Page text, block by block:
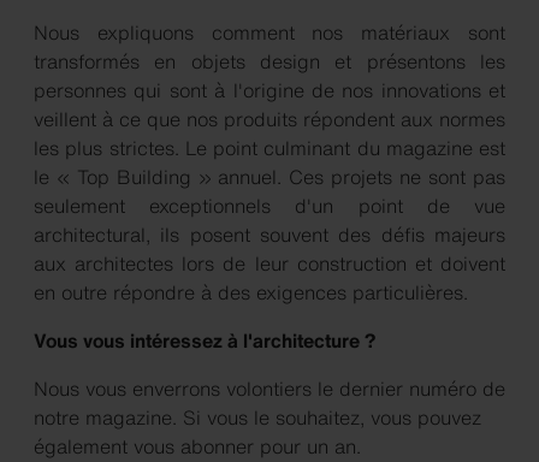
Nous expliquons comment nos matériaux sont
transformés en objets design et présentons les
personnes qui sont à l'origine de nos innovations et
veillent à ce que nos produits répondent aux normes
les plus strictes. Le point culminant du magazine est
le « Top Building » annuel. Ces projets ne sont pas
seulement exceptionnels d'un point de vue
architectural, ils posent souvent des défis majeurs
aux architectes lors de leur construction et doivent
en outre répondre à des exigences particulières.
Vous vous intéressez à l'architecture ?
Nous vous enverrons volontiers le dernier numéro de
notre magazine. Si vous le souhaitez, vous pouvez
également vous abonner pour un an.